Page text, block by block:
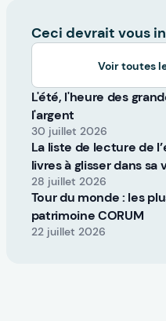
Ceci devrait vous
Voir toutes
L'été, l'heure des
l'argent
30 juillet 2026
La liste de lecture de
livres à glisser dans sa
28 juillet 2026
Tour du monde : les
patrimoine CORUM
22 juillet 2026